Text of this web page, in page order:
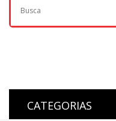
CATEGORIAS